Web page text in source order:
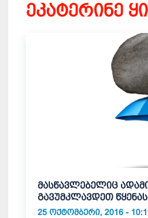
ეკატერინე
მასწავლებელიც
გავუმკლავდეთ წყენას
25 ᲝᲥᲢᲝᲛᲑᲔᲠᲘ, 2016 -